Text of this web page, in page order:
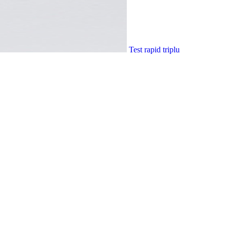
Test rapid triplu